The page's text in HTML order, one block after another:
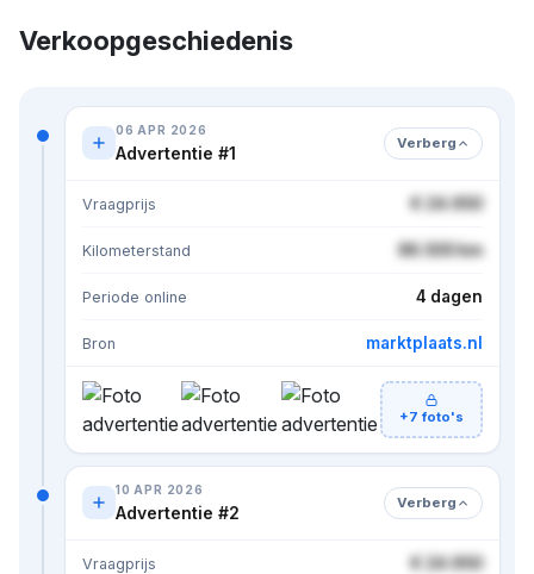
Verkoopgeschiedenis
06 APR 2026
Advertentie #1 Verberg
Vraagprijs € 24.950
Kilometerstand 86.500 km
Periode online 4 dagen
Bron marktplaats.nl
+7 foto's
10 APR 2026
Advertentie #2 Verberg
Vraagprijs € 24.950